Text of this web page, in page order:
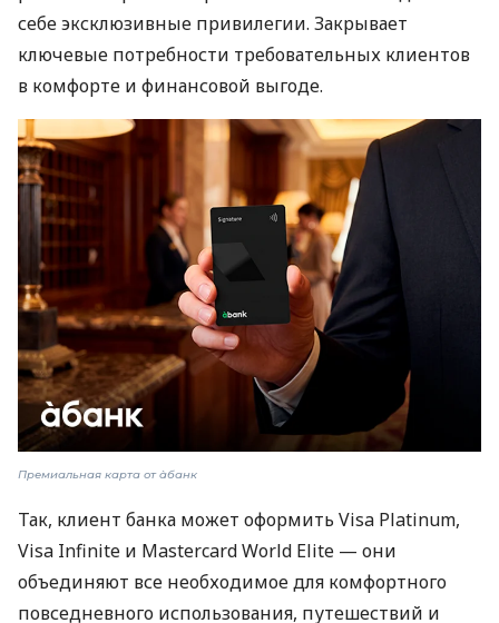
себе эксклюзивные привилегии. Закрывает
ключевые потребности требовательных клиентов
в комфорте и финансовой выгоде.
Премиальная карта от àбанк
Так, клиент банка может оформить Visa Platinum,
Visa Infinite и Mastercard World Elite — они
объединяют все необходимое для комфортного
повседневного использования, путешествий и